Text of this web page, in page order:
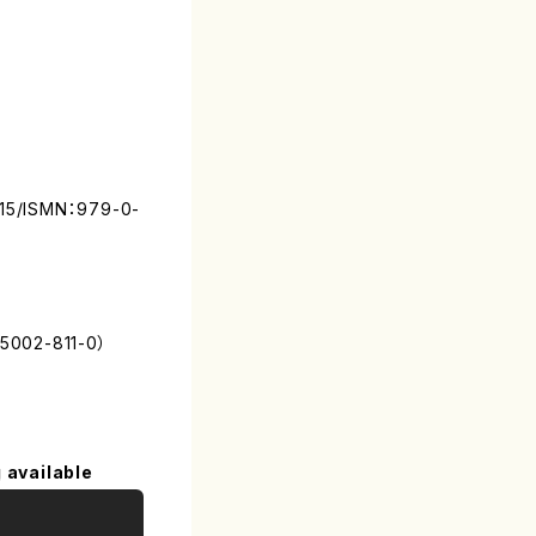
ISMN：979-0-
811-0）
available